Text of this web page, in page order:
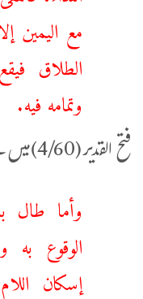
مع اليمين
الطلاق
وتمامه فيه.
فتح القدیر(4/60)میں ہے:
وأما طال
الوقوع
إسكان